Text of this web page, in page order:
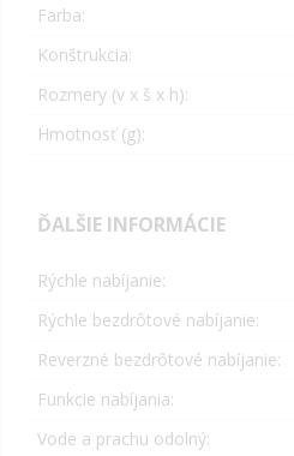
Farba:
Konštrukcia:
Rozmery (v x š x h):
Hmotnosť (g):
ĎALŠIE INFORMÁCIE
Rýchle nabíjanie:
Rýchle bezdrôtové nabíjanie:
Reverzné bezdrôtové nabíjanie:
Funkcie nabíjania:
Vode a prachu odolný: